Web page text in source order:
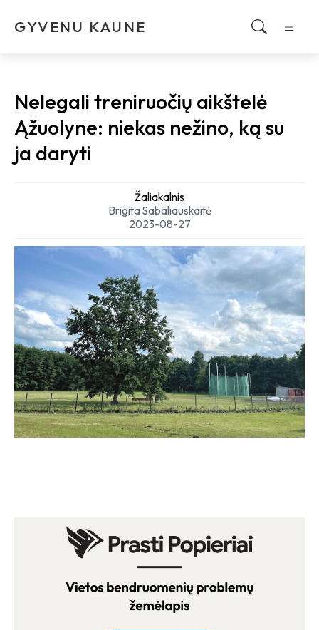
GYVENU KAUNE
Nelegali treniruočių aikštelė
Ąžuolyne: niekas nežino, ką su
ja daryti
Žaliakalnis
Brigita Sabaliauskaitė
2023-08-27